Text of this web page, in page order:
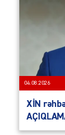
04.08.2026
XİN